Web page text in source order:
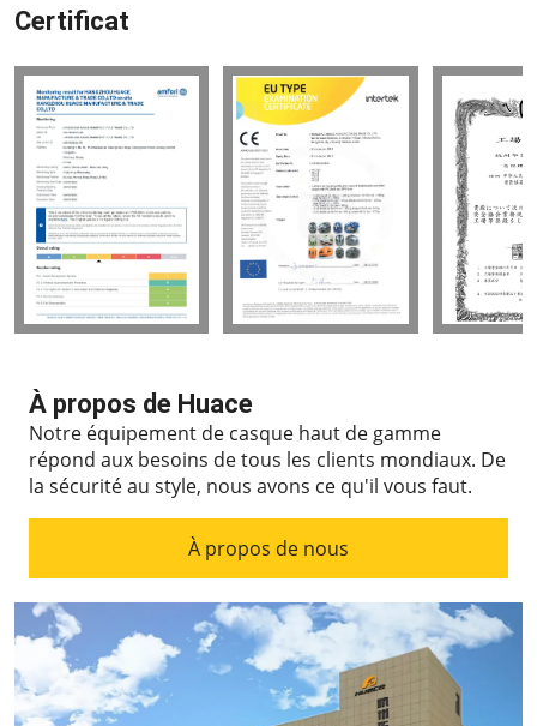
Certificat
À propos de Huace
Notre équipement de casque haut de gamme
répond aux besoins de tous les clients mondiaux. De
la sécurité au style, nous avons ce qu'il vous faut.
À propos de nous